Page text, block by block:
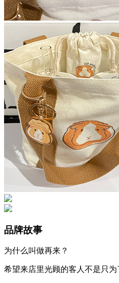
品牌故事
为什么叫做再来？
希望来店里光顾的客人不是只